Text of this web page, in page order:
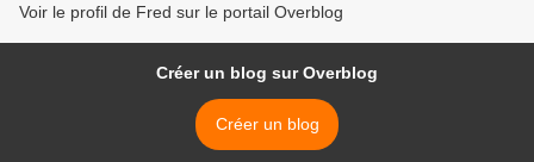
Voir le profil de Fred sur le portail Overblog
Créer un blog sur Overblog
Créer un blog